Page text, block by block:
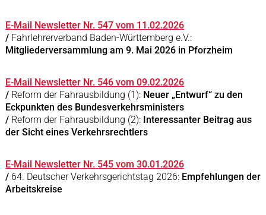
E-Mail Newsletter Nr. 547 vom 11.02.2026
/ Fahrlehrerverband Baden-Württemberg e.V.:
Mitgliederversammlung am 9. Mai 2026 in Pforzheim
E-Mail Newsletter Nr. 546 vom 09.02.2026
/ Reform der Fahrausbildung (1): Neuer „Entwurf“ zu den
Eckpunkten des Bundesverkehrsministers
/ Reform der Fahrausbildung (2): Interessanter Beitrag aus
der Sicht eines Verkehrsrechtlers
E-Mail Newsletter Nr. 545 vom 30.01.2026
/ 64. Deutscher Verkehrsgerichtstag 2026: Empfehlungen der
Arbeitskreise